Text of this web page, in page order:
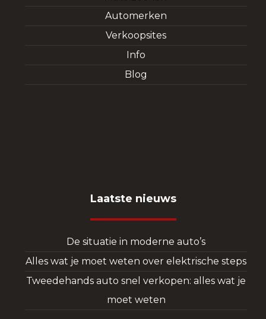
Automerken
Verkoopsites
Info
Blog
Laatste nieuws
De situatie in moderne auto’s
Alles wat je moet weten over elektrische steps
Tweedehands auto snel verkopen: alles wat je
moet weten